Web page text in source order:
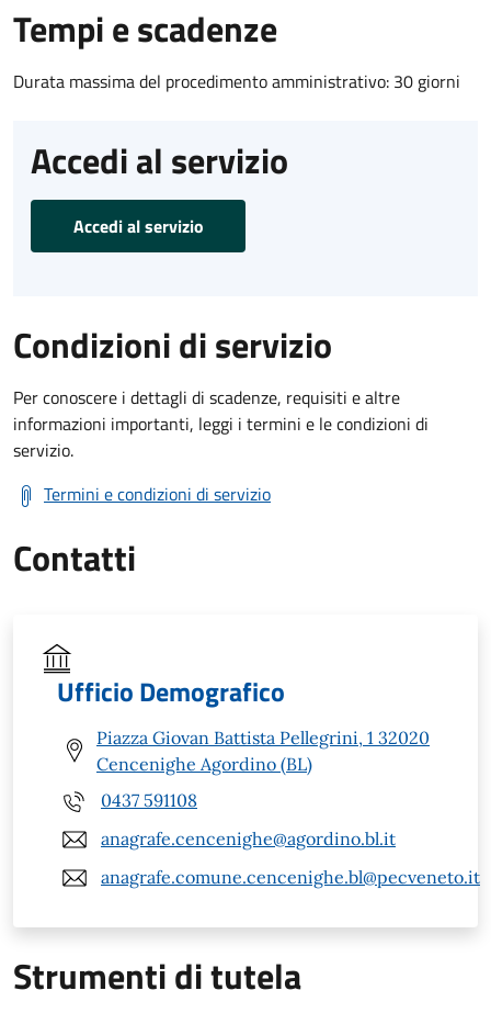
Tempi e scadenze
Durata massima del procedimento amministrativo: 30 giorni
Accedi al servizio
Accedi al servizio
Condizioni di servizio
Per conoscere i dettagli di scadenze, requisiti e altre
informazioni importanti, leggi i termini e le condizioni di
servizio.
Termini e condizioni di servizio
Contatti
Ufficio Demografico
Piazza Giovan Battista Pellegrini, 1 32020
Cencenighe Agordino (BL)
0437 591108
anagrafe.cencenighe@agordino.bl.it
anagrafe.comune.cencenighe.bl@pecveneto.it
Strumenti di tutela